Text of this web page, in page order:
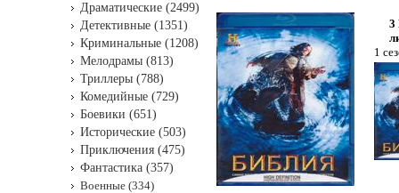
3
1
Драматические (2499)
Детективные (1351)
Криминальные (1208)
Мелодрамы (813)
Триллеры (788)
Комедийные (729)
Боевики (651)
Исторические (503)
Приключения (475)
Фантастика (357)
Военные (334)